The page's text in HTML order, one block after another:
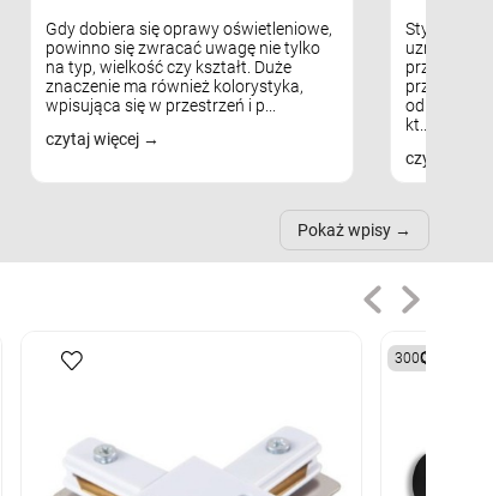
Gdy dobiera się oprawy oświetleniowe,
powinno się zwracać uwagę nie tylko
na typ, wielkość czy kształt. Duże
znaczenie ma również kolorystyka,
wpisująca się w przestrzeń i p...
czytaj więcej
Styl
uznaniem
kt...
czytaj
Pokaż wpisy
3000K